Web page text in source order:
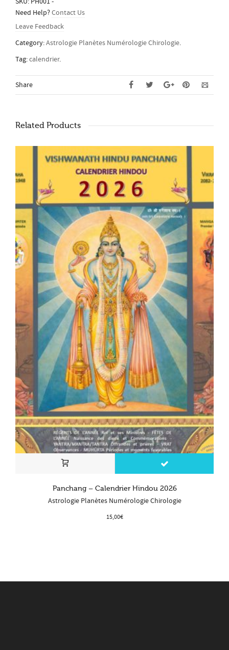
Need Help?Contact Us
Leave Feedback
Category:Astrologie Planètes Numérologie Chirologie.
Tag:calendrier.
Share
Related Products
Panchang – Calendrier Hindou 2026
Astrologie Planètes Numérologie Chirologie
15,00€